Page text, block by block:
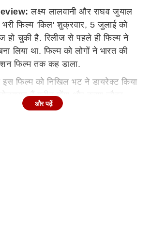
लक्ष्य लालवानी और राघव जुयाल
फिल्म 'किल' शुक्रवार, 5 जुलाई को
हो चुकी है. रिलीज से पहले ही फिल्म ने
लिया था. फिल्म को लोगों ने भारत की
फिल्म तक कह डाला.
इस फिल्म को निखिल भट ने डायरेक्ट किया
हैं गुनीत मोंगा और करण जौहर.
को दस्तक दी. इसके साथ ही ट्विटर पर भी
और पढ़ें